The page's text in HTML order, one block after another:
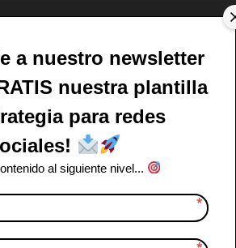
a nuestro newsletter
nuestra plantilla
para redes
al siguiente nivel...
*
TOOLS